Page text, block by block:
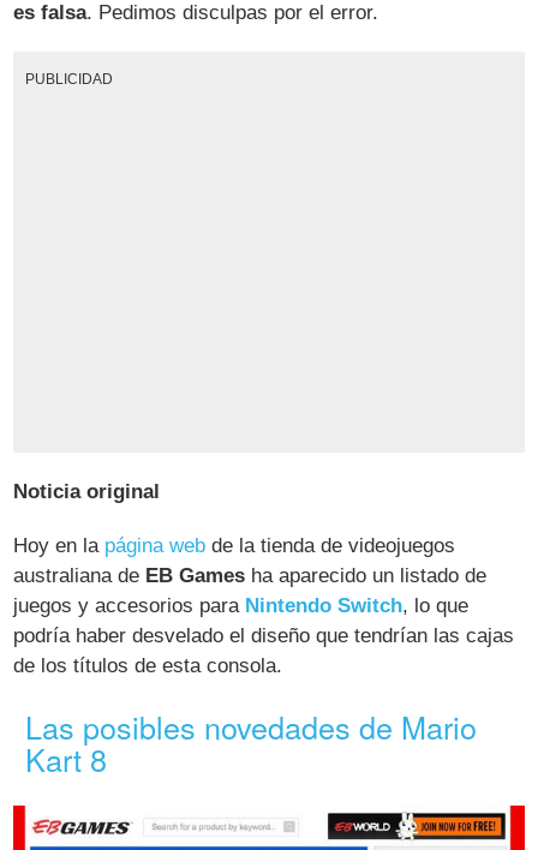
es falsa. Pedimos disculpas por el error.
PUBLICIDAD
Noticia original
Hoy en la página web de la tienda de videojuegos
australiana de EB Games ha aparecido un listado de
juegos y accesorios para Nintendo Switch, lo que
podría haber desvelado el diseño que tendrían las cajas
de los títulos de esta consola.
Las posibles novedades de Mario
Kart 8